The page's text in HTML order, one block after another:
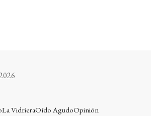
La VidrieraOído AgudoOpinión